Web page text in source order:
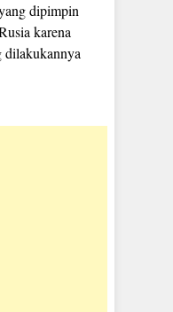
dipimpin
karena
dilakukannya